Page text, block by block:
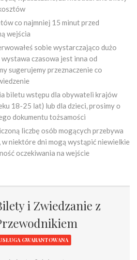
co najmniej 15 minut przed
wejścia
sobie wystarczająco dużo
czasowa jest inna od
sugerujemy przeznaczenie co
biletu wstępu dla obywateli krajów
18-25 lat) lub dla dzieci, prosimy o
dokumentu tożsamości
liczbę osób mogących przebywa
w niektóre dni mogą wystąpić niewielkie
oczekiwania na wejście
i Zwiedzanie z
GWARANTOWANA